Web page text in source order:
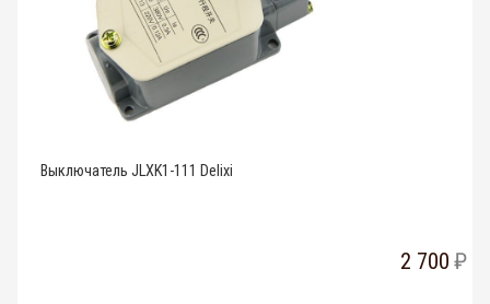
Выключатель JLXK1-111 Delixi
2 700